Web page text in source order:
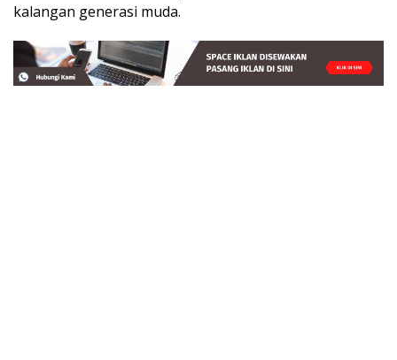
kalangan generasi muda.